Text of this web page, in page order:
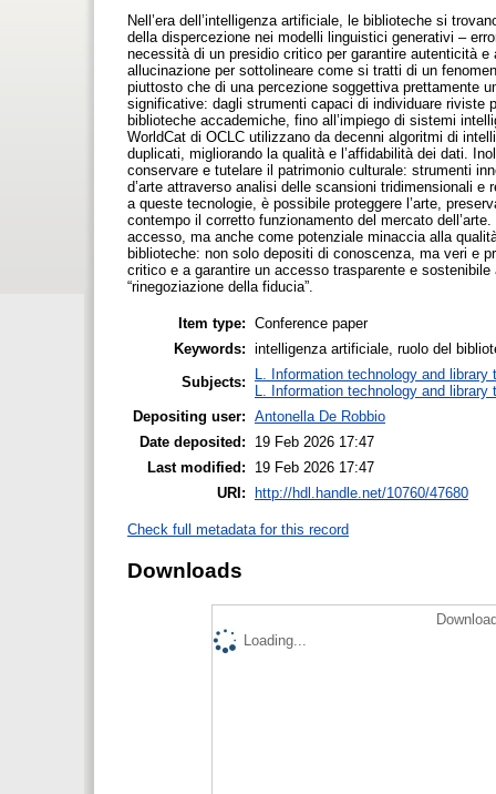
Nell’era dell’intelligenza artificiale, le biblioteche si
della dispercezione nei modelli linguistici generativi –
necessità di un presidio critico per garantire autenticità
allucinazione per sottolineare come si tratti di un
piuttosto che di una percezione soggettiva prettamente
significative: dagli strumenti capaci di individuare riviste
biblioteche accademiche, fino all’impiego di sistemi
WorldCat di OCLC utilizzano da decenni algoritmi di
duplicati, migliorando la qualità e l’affidabilità dei dati.
conservare e tutelare il patrimonio culturale: strumenti
d’arte attraverso analisi delle scansioni tridimensionali
a queste tecnologie, è possibile proteggere l’arte,
contempo il corretto funzionamento del mercato
accesso, ma anche come potenziale minaccia alla
biblioteche: non solo depositi di conoscenza, ma veri e
critico e a garantire un accesso trasparente e
“rinegoziazione della fiducia”.
Item type: Conference paper
Keywords: intelligenza artificiale, ruolo del
Subjects:
L. Information technology and library
L. Information technology and library
Depositing user: Antonella De Robbio
Date deposited:
19 Feb 2026 17:47
Last modified:
19 Feb 2026 17:47
URI:
http://hdl.handle.net/10760/47680
Check full metadata for this record
Downloads
Loading...